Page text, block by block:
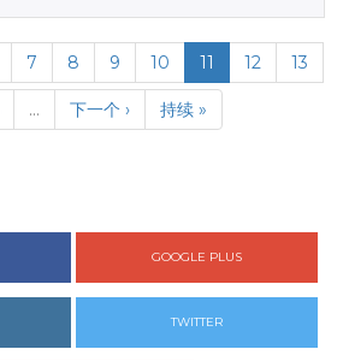
7 8 9 10 11 12 13
… 下一个 › 持续 »
GOOGLE PLUS
TWITTER